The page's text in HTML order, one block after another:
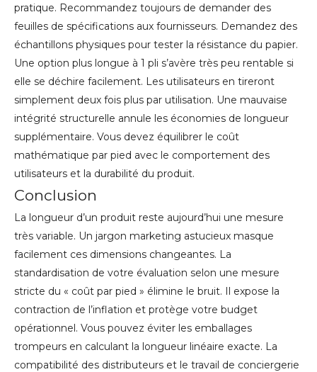
pratique. Recommandez toujours de demander des
feuilles de spécifications aux fournisseurs. Demandez des
échantillons physiques pour tester la résistance du papier.
Une option plus longue à 1 pli s’avère très peu rentable si
elle se déchire facilement. Les utilisateurs en tireront
simplement deux fois plus par utilisation. Une mauvaise
intégrité structurelle annule les économies de longueur
supplémentaire. Vous devez équilibrer le coût
mathématique par pied avec le comportement des
utilisateurs et la durabilité du produit.
Conclusion
La longueur d’un produit reste aujourd’hui une mesure
très variable. Un jargon marketing astucieux masque
facilement ces dimensions changeantes. La
standardisation de votre évaluation selon une mesure
stricte du « coût par pied » élimine le bruit. Il expose la
contraction de l’inflation et protège votre budget
opérationnel. Vous pouvez éviter les emballages
trompeurs en calculant la longueur linéaire exacte. La
compatibilité des distributeurs et le travail de conciergerie